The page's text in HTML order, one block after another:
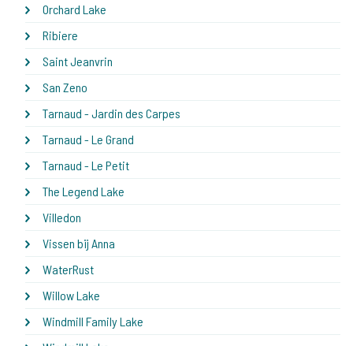
Orchard Lake
Ribiere
Saint Jeanvrin
San Zeno
Tarnaud - Jardin des Carpes
Tarnaud - Le Grand
Tarnaud - Le Petit
The Legend Lake
Villedon
Vissen bij Anna
WaterRust
Willow Lake
Windmill Family Lake